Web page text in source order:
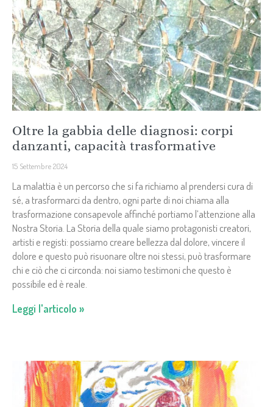
Oltre la gabbia delle diagnosi: corpi
danzanti, capacità trasformative
15 Settembre 2024
La malattia è un percorso che si fa richiamo al prendersi cura di
sé, a trasformarci da dentro, ogni parte di noi chiama alla
trasformazione consapevole affinché portiamo l’attenzione alla
Nostra Storia. La Storia della quale siamo protagonisti creatori,
artisti e registi: possiamo creare bellezza dal dolore, vincere il
dolore e questo può risuonare oltre noi stessi, può trasformare
chi e ciò che ci circonda: noi siamo testimoni che questo è
possibile ed è reale.
Leggi l'articolo »